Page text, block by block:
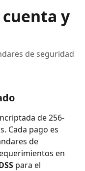
y
de seguridad
de 256-
Cada pago es
de
en
para el